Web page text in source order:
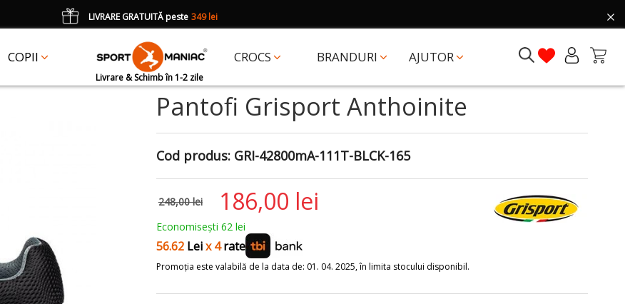
COPII CROCS BRANDURI AJUTOR
Livrare & Schimb în 1-2 zile
LIVRARE GRATUITĂ peste 349 lei
CADOUun accesoriu Crocs Jibbitz în val. de 25 lei cu codul: JIBBITZ
Pantofi Grisport Anthoinite
Cod produs: GRI-42800mA-111T-BLCK-165
186,00 lei
248,00 lei
Economisești 62 lei
56.62 Leix 4rate
Promoția este valabilă de la data de: 01. 04. 2025, în limita stocului disponibil.